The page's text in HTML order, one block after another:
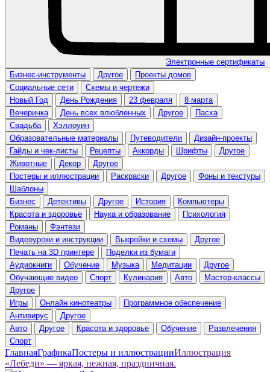
Электронные сертификаты
Бизнес-инструменты
Другое
Проекты домов
Социальные сети
Схемы и чертежи
Новый Год
День Рождения 23 февраля
8 марта
Вечеринка
День всех влюбленных Другое
Пасха
Свадьба
Хэллоуин
Образовательные материалы
Путеводители
Дизайн-проекты
Гайды и чек-листы
Рецепты Аккорды Шрифты
Другое
Животные
Декор
Другое
Постеры и иллюстрации
Раскраски Другое
Фоны и текстуры
Шаблоны
Бизнес
Детективы Другое История
Компьютеры
Красота и здоровье
Наука и образование
Психология
Романы
Фэнтези
Видеоуроки и инструкции
Выкройки и схемы
Другое
Печать на 3D принтере
Поделки из бумаги
Аудиокниги
Обучение Музыка Медитации
Другое
Обучающие видео
Спорт Кулинария Авто
Мастер-классы
Другое
Игры
Онлайн кинотеатры
Программное обеспечение
Антивирус
Другое
Авто
Другое Красота и здоровье Обучение
Развлечения
Спорт
ГлавнаяГрафикаПостеры и иллюстрацииИллюстрация
«Лебеди» — яркая, нежная, праздничная.